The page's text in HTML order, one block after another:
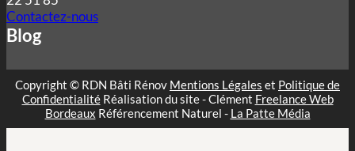
Contactez-nous
Blog
Copyright © RDN Bâti Rénov Mentions Légales et Politique de
ConfidentialitéRéalisation du site - Clément Freelance Web
Bordeaux Référencement Naturel - La Patte Média